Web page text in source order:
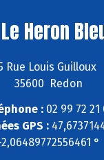
Le Heron
Rue Louis Guilloux
35600 Redon
:02 99 72 21
GPS :
°